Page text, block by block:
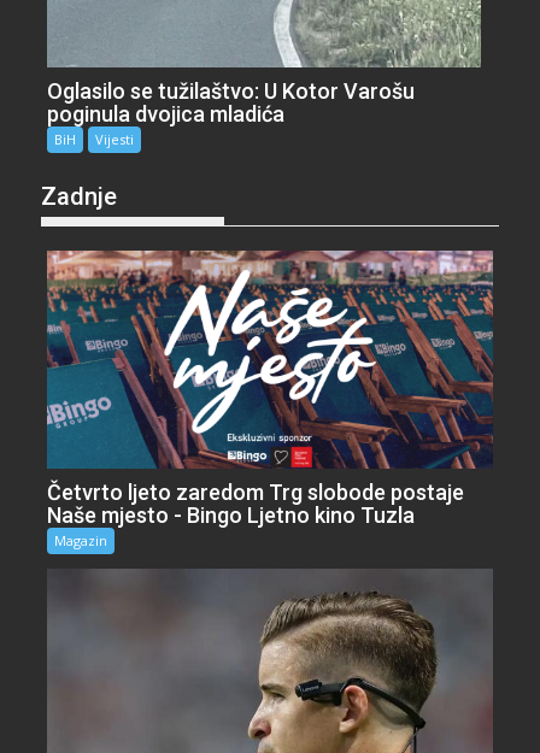
Oglasilo se tužilaštvo: U Kotor Varošu
poginula dvojica mladića
BiH Vijesti
Zadnje
Četvrto ljeto zaredom Trg slobode postaje
Naše mjesto - Bingo Ljetno kino Tuzla
Magazin